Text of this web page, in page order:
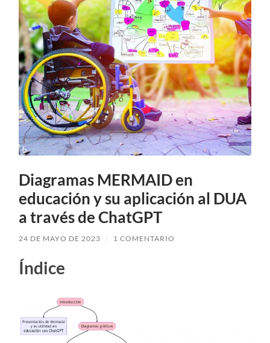
Diagramas MERMAID en
educación y su aplicación al DUA
a través de ChatGPT
24 DE MAYO DE 2023 / 1 COMENTARIO
Índice